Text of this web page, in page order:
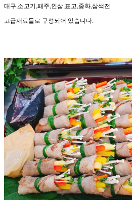
대구,소고기,패주,인삼,표고,중화,삼색전
고급재료들로 구성되어 있습니다.